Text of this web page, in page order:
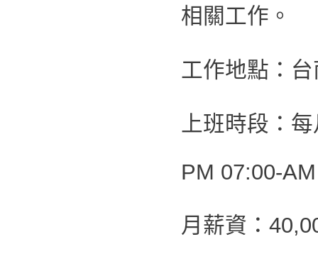
相關工作。
工作地點：
上班時段：
PM 07:00-
月薪資：